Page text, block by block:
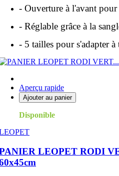
- Ouverture à l'avant
- Réglable grâce à la
- 5 tailles pour s'adapter à
Aperçu rapide
Ajouter au panier
Disponible
LEOPET RODI